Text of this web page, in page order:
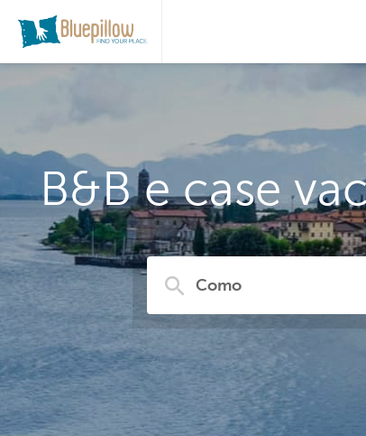
B&B e case